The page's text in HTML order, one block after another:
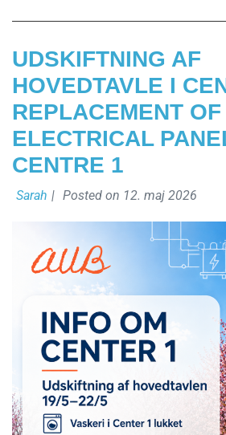
UDSKIFTNING AF
HOVEDTAVLE I
REPLACEMENT
ELECTRICAL
CENTRE 1
Sarah | Posted on 12. maj 2026